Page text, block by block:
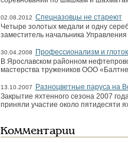
02.08.2012 Спецназовцы не стареют
Четыре золотых медали и одну
заместитель начальника
30.04.2008
Профессионализм и
В Ярославском районном
мастерства тружеников ООО
13.10.2007
Разноцветные паруса на
Закрытие яхтенного сезона 2007
приняли участие около пятидесяти
Комментарии